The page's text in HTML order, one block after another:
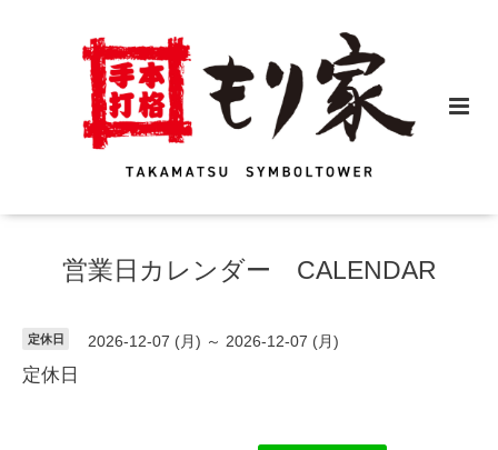
営業日カレンダー CALENDAR
定休日 2026-12-07 (月) ～ 2026-12-07 (月)
定休日